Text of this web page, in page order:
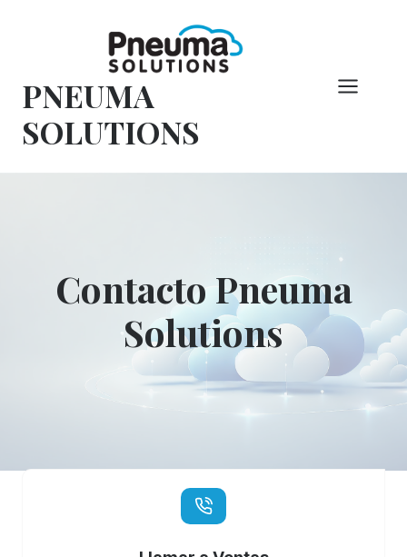
PNEUMA
SOLUTIONS
Contacto Pneuma
Solutions